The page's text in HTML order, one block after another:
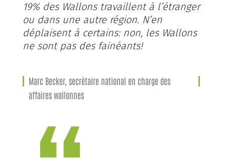
19% des Wallons travaillent à l’étranger
ou dans une autre région. N’en
déplaisent à certains: non, les Wallons
ne sont pas des fainéants!
Marc Becker, secrétaire national en charge des
affaires wallonnes